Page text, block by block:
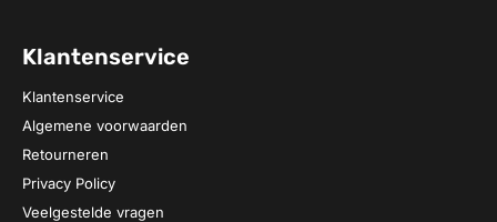
Klantenservice
Klantenservice
Algemene voorwaarden
Retourneren
Privacy Policy
Veelgestelde vragen